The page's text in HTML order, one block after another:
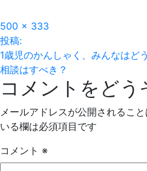
フ
ル
サ
イ
ズ
500 × 333
投
稿
ナ
ビ
ゲ
ー
投稿:
1歳児のかんしゃく、みんなはど
相談はすべき？
コメントをどう
メールアドレスが公開されること
いる欄は必須項目です
コメント ※